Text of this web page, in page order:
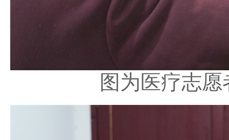
图为医疗志